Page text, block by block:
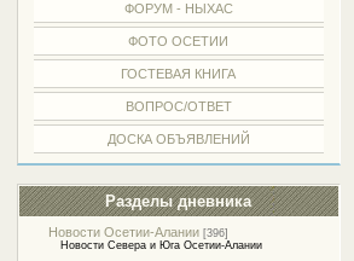
ФОРУМ - НЫХАС
ФОТО ОСЕТИИ
ГОСТЕВАЯ КНИГА
ВОПРОС/ОТВЕТ
ДОСКА ОБЪЯВЛЕНИЙ
Разделы дневника
Новости Осетии-Алании [396]
Новости Севера и Юга Осетии-Алании